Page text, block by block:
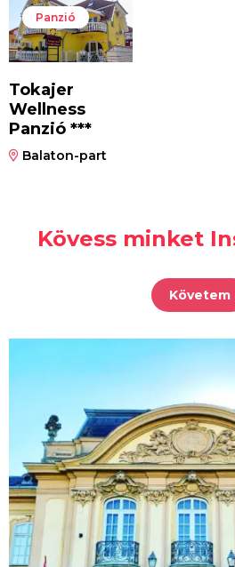
Panzió
Tokajer
Wellness
Panzió ***
Balaton-part
Kövess minket
Követem